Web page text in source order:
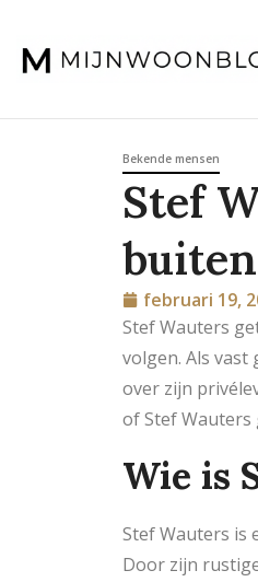
Bekende mensen
Stef
februari 19,
Stef Wauters
volgen. Als vast
over zijn
of Stef Wauters
Wie is
Stef Wauters is
Door zijn